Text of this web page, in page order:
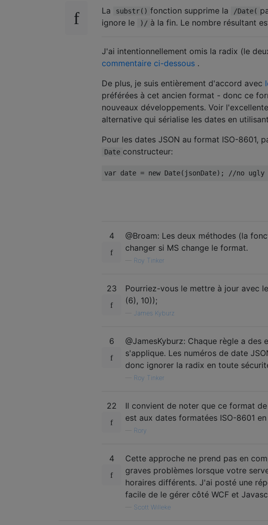
La substr() fonction supprime la /Date(
ignore le
)/ à la fin. Le nombre résultant
J'ai intentionnellement omis la radix (le
commentaire ci-dessous .
De plus, je suis entièrement d'accord avec
préférées à cet ancien format - donc ce
nouveaux développements. Voir
alternative qui sérialise les dates en
Pour les dates JSON au format ISO-8601,
Date constructeur:
var date = new Date( jsonDate); //no ugly
4
@Broam: Les deux méthodes (la
changer si MS change le format.
Roy Tinker
23
Pourriez-vous le mettre à jour avec
(6), 10));
James Kyburz
6
@JamesKyburz: Chaque règle a
s'applique. Les numéros de date
donc ignorer la radix en toute
Roy Tinker
22
Il convient de noter que ce format
est aux dates formatées ISO-8601
Rory
4
Cette approche ne prend pas en
graves problèmes lorsque votre
horaires différents. J'ai posté une
facile de le gérer côté WCF et
Scott Willeke